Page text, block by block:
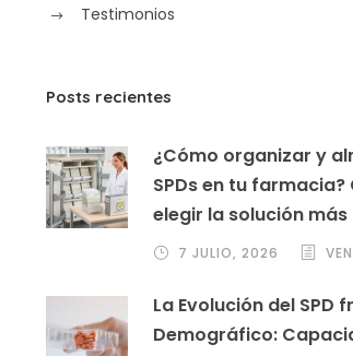
Testimonios
Posts recientes
¿Cómo organizar y
SPDs en tu
elegir la solución
7 JULIO, 2026
La Evolución del SPD
Demográfico: